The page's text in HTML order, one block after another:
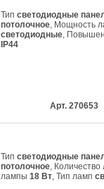
Типсветодиодные
потолочное, Мощность
светодиодные,
IP44
Арт. 270653
Типсветодиодные
потолочное,
лампы18 Вт, Тип ламп